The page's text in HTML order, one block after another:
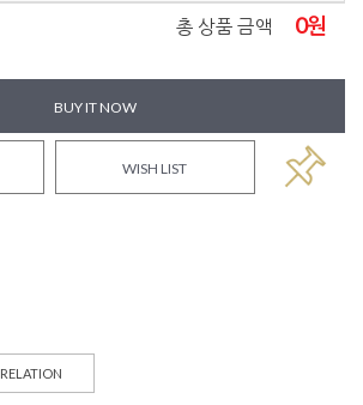
총 상품 금액 0원
BUY IT NOW
WISH LIST
RELATION